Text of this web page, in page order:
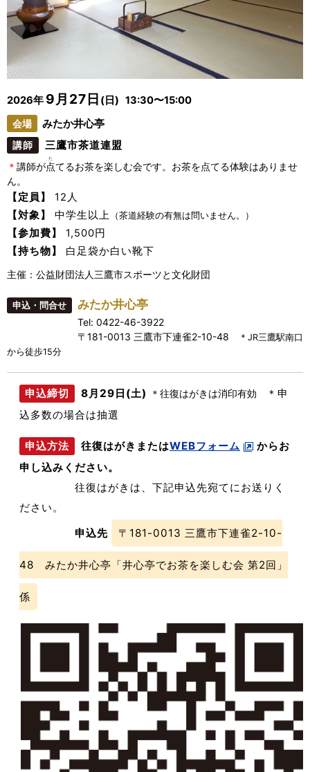
2026年 9月27日 (日) 13:30〜15:00
会場 みたか井心亭
講師 三鷹市茶道連盟
＊ 講師が点
た
てるお茶を楽しむ会です。お茶を点てる体験はありませ
ん。
【定員】
12人
【対象】
中学生以上 （茶道経験の有無は問いません。）
【参加費】
1,500円
【持ち物】
白足袋か白い靴下
主催：公益財団法人三鷹市スポーツと文化財団
申込・問合せ みたか井心亭
Tel: 0422-46-3922
〒181-0013 三鷹市下連雀2-10-48
＊JR三鷹駅南口
から徒歩15分
申込締切 8月29日(土) ＊往復はがきは消印有効
＊申
込多数の場合は抽選
申込方法 往復はがきまたはWEBフォーム
からお
申し込みください。
往復はがきは、下記申込先宛てにお送りく
ださい。
申込先
〒181-0013 三鷹市下連雀2-10-
48 みたか井心亭「井心亭でお茶を楽しむ会 第2回」
係